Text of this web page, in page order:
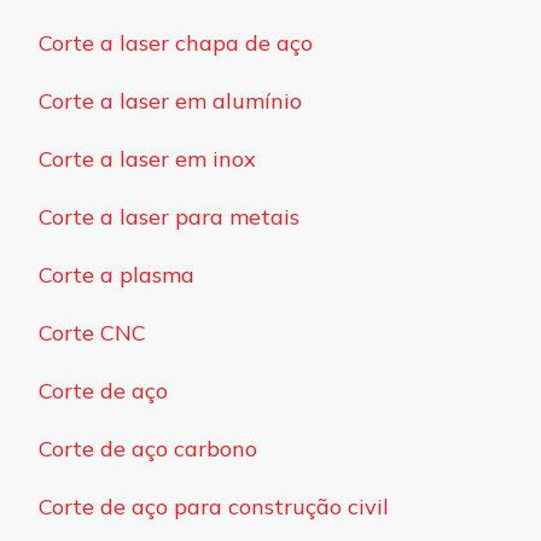
Corte a laser chapa de aço
Corte a laser em alumínio
Corte a laser em inox
Corte a laser para metais
Corte a plasma
Corte CNC
Corte de aço
Corte de aço carbono
Corte de aço para construção civil